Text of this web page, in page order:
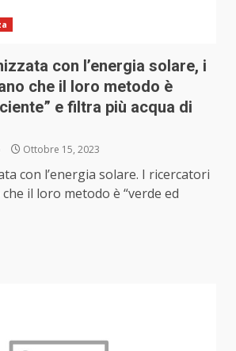
con l’energia solare, i
che il loro metodo è
e filtra più acqua di
Ottobre 15, 2023
con l’energia solare. I ricercatori
il loro metodo è “verde ed